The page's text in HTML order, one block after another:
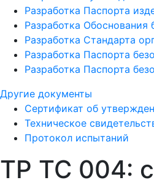
Разработка Паспорта
Разработка Обоснования
Разработка Стандарта
Разработка Паспорта
Разработка Паспорта
Другие документы
Сертификат об
Техническое
Протокол испытаний
ТР ТС 004: